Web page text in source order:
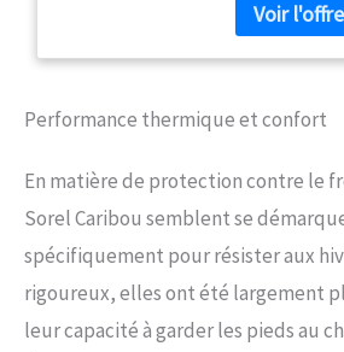
marcher dans
conquérir la
bottes d'hiver
pour l'hiver :
au long de la
vous puissiez
femme a une
amovible en
pour femme :
Performance thermique et confort
En matière de protection contre le
Sorel Caribou semblent se
spécifiquement pour résister aux
rigoureux, elles ont été largement
leur capacité à garder les pieds au